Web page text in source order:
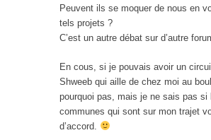
Peuvent ils se moquer de nous en
tels projets ?
C’est un autre débat sur d’autre
En cous, si je pouvais avoir un
Shweeb qui aille de chez moi au
pourquoi pas, mais je ne sais pas si
communes qui sont sur mon trajet
d’accord.